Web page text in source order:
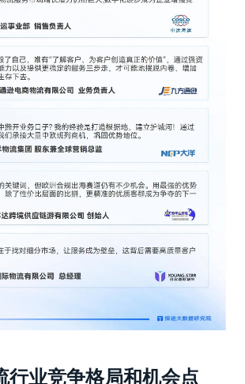
行业竞争格局和机会点